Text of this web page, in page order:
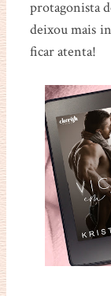
protagonista
deixou mais
ficar atenta!